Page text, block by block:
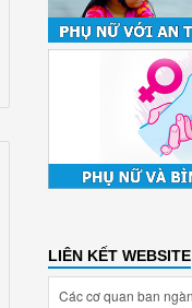
LIÊN KẾT WEBSITE